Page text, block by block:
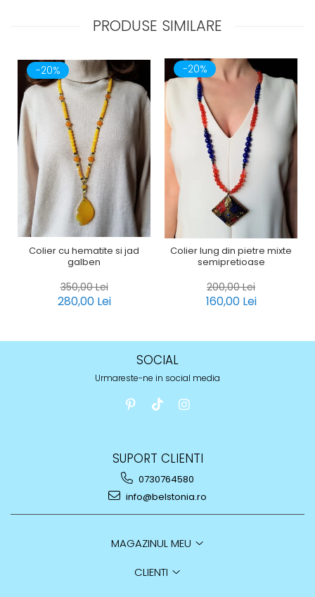
PRODUSE SIMILARE
-20%
Colier cu hematite si jad
galben
350,00 Lei
280,00 Lei
-20%
Colier lung din pietre mixte
semipretioase
200,00 Lei
160,00 Lei
SOCIAL
Urmareste-ne in social media
SUPORT CLIENTI
0730764580
info@belstonia.ro
MAGAZINUL MEU
CLIENTI